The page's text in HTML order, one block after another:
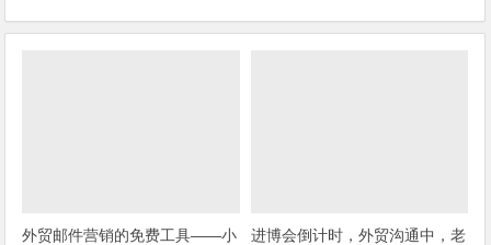
外贸邮件营销的免费工具——小
进博会倒计时，外贸沟通中，老